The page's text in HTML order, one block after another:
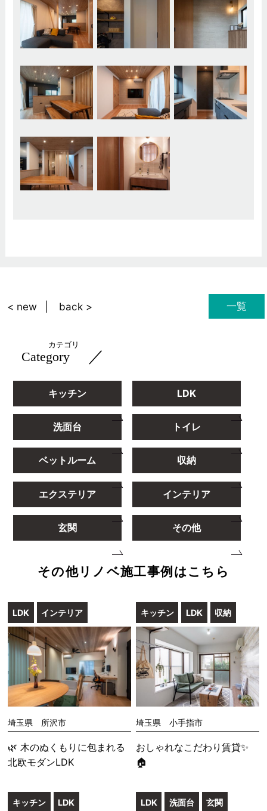
一覧
< new back >
カテゴリ
Category ／
キッチン LDK
洗面台 トイレ
ベットルーム 収納
エクステリア インテリア
玄関 その他
その他リノベ施工事例はこちら
LDK インテリア
埼玉県 所沢市
🌿 木のぬくもりに包まれる
北欧モダンLDK
キッチン LDK 収納
埼玉県 小手指市
おしゃれなこだわり賃貸✨
🏠
キッチン LDK LDK 洗面台 玄関